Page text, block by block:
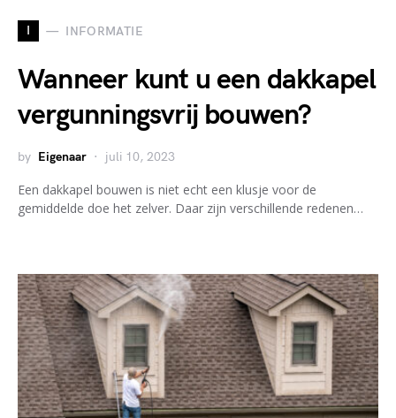
I INFORMATIE
Wanneer kunt u een dakkapel
vergunningsvrij bouwen?
by Eigenaar juli 10, 2023
Een dakkapel bouwen is niet echt een klusje voor de
gemiddelde doe het zelver. Daar zijn verschillende redenen…